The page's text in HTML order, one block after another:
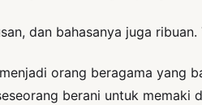
dan bahasanya juga
orang beragama yang
berani untuk memaki